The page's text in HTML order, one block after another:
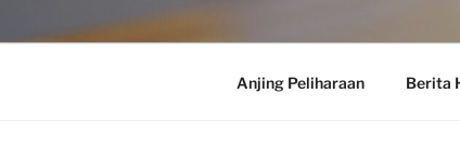
Anjing Peliharaan Berita